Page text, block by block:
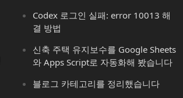
Codex 로그인 실패: error 10013 해
결 방법
신축 주택 유지보수를 Google Sheets
와 Apps Script로 자동화해 봤습니다
블로그 카테고리를 정리했습니다